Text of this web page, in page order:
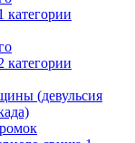
категории
категории
(девульсия